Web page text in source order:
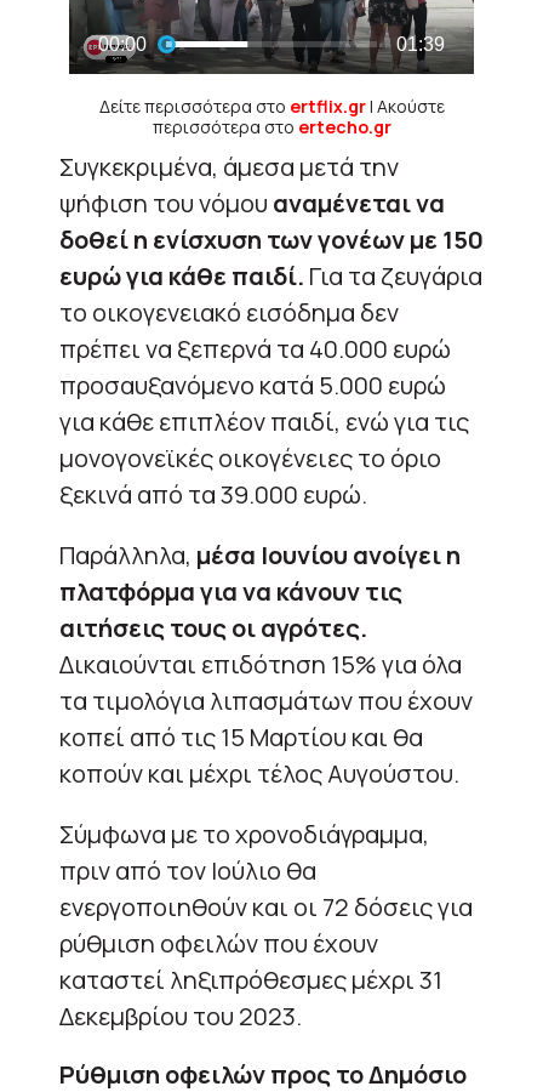
Δείτε περισσότερα στο ertflix.gr| Ακούστε
περισσότερα στο ertecho.gr
Συγκεκριμένα, άμεσα μετά την
ψήφιση του νόμου αναμένεται να
δοθεί η ενίσχυση των γονέων με 150
ευρώ για κάθε παιδί. Για τα ζευγάρια
το οικογενειακό εισόδημα δεν
πρέπει να ξεπερνά τα 40.000 ευρώ
προσαυξανόμενο κατά 5.000 ευρώ
για κάθε επιπλέον παιδί, ενώ για τις
μονογονεϊκές οικογένειες το όριο
ξεκινά από τα 39.000 ευρώ.
Παράλληλα, μέσα Ιουνίου ανοίγει η
πλατφόρμα για να κάνουν τις
αιτήσεις τους οι αγρότες.
Δικαιούνται επιδότηση 15% για όλα
τα τιμολόγια λιπασμάτων που έχουν
κοπεί από τις 15 Μαρτίου και θα
κοπούν και μέχρι τέλος Αυγούστου.
Σύμφωνα με το χρονοδιάγραμμα,
πριν από τον Ιούλιο θα
ενεργοποιηθούν και οι 72 δόσεις για
ρύθμιση οφειλών που έχουν
καταστεί ληξιπρόθεσμες μέχρι 31
Δεκεμβρίου του 2023.
Ρύθμιση οφειλών προς το Δημόσιο